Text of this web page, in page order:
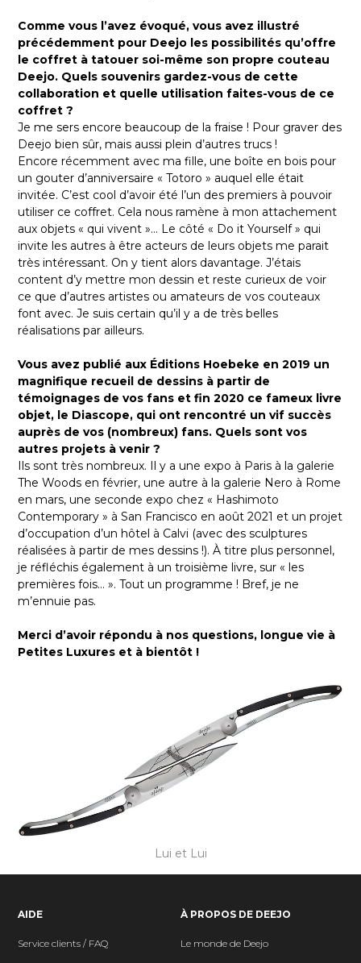
Comme vous l’avez évoqué, vous avez illustré
précédemment pour Deejo les possibilités qu’offre
le coffret à tatouer soi-même son propre couteau
Deejo. Quels souvenirs gardez-vous de cette
collaboration et quelle utilisation faites-vous de ce
coffret ?
Je me sers encore beaucoup de la fraise ! Pour graver des
Deejo bien sûr, mais aussi plein d’autres trucs !
Encore récemment avec ma fille, une boîte en bois pour
un gouter d’anniversaire « Totoro » auquel elle était
invitée. C’est cool d’avoir été l’un des premiers à pouvoir
utiliser ce coffret. Cela nous ramène à mon attachement
aux objets « qui vivent »… Le côté « Do it Yourself » qui
invite les autres à être acteurs de leurs objets me parait
très intéressant. On y tient alors davantage. J’étais
content d’y mettre mon dessin et reste curieux de voir
ce que d’autres artistes ou amateurs de vos couteaux
font avec. Je suis certain qu’il y a de très belles
réalisations par ailleurs.
Vous avez publié aux Éditions Hoebeke en 2019 un
magnifique recueil de dessins à partir de
témoignages de vos fans et fin 2020 ce fameux livre
objet, le Diascope, qui ont rencontré un vif succès
auprès de vos (nombreux) fans. Quels sont vos
autres projets à venir ?
Ils sont très nombreux. Il y a une expo à Paris à la galerie
The Woods en février, une autre à la galerie Nero à Rome
en mars, une seconde expo chez « Hashimoto
Contemporary » à San Francisco en août 2021 et un projet
d’occupation d’un hôtel à Calvi (avec des sculptures
réalisées à partir de mes dessins !). À titre plus personnel,
je réfléchis également à un troisième livre, sur « les
premières fois… ». Tout un programme ! Bref, je ne
m’ennuie pas.
Merci d’avoir répondu à nos questions, longue vie à
Petites Luxures et à bientôt !
Lui et Lui
AIDE
Service clients / FAQ
À PROPOS DE DEEJO
Le monde de Deejo